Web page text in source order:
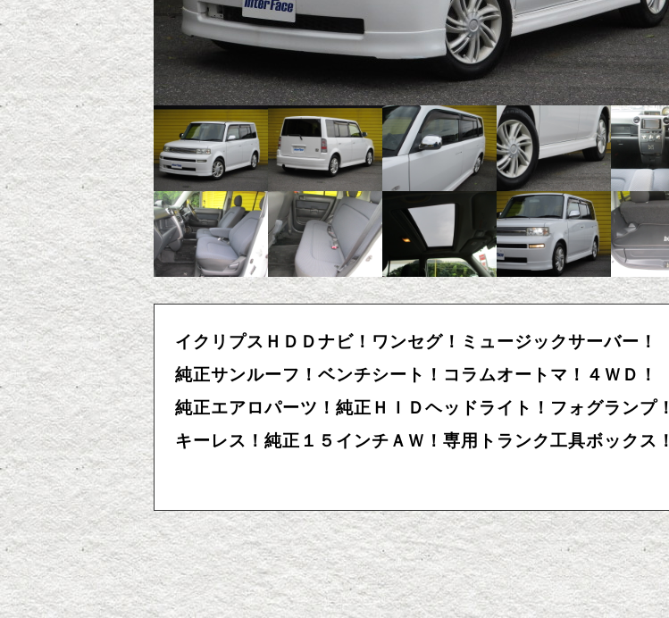
イクリプスＨＤＤナビ！ワンセグ！ミュージックサーバー！
純正サンルーフ！ベンチシート！コラムオートマ！４ＷＤ！
純正エアロパーツ！純正ＨＩＤヘッドライト！フォグランプ！
キーレス！純正１５インチＡＷ！専用トランク工具ボックス！